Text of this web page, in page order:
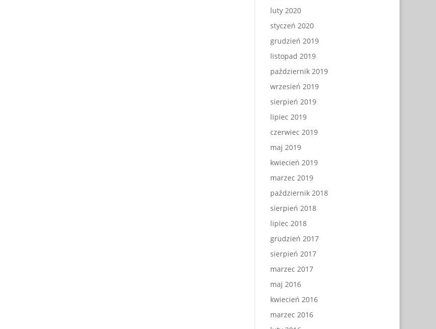
luty 2020
styczeń 2020
grudzień 2019
listopad 2019
październik 2019
wrzesień 2019
sierpień 2019
lipiec 2019
czerwiec 2019
maj 2019
kwiecień 2019
marzec 2019
październik 2018
sierpień 2018
lipiec 2018
grudzień 2017
sierpień 2017
marzec 2017
maj 2016
kwiecień 2016
marzec 2016